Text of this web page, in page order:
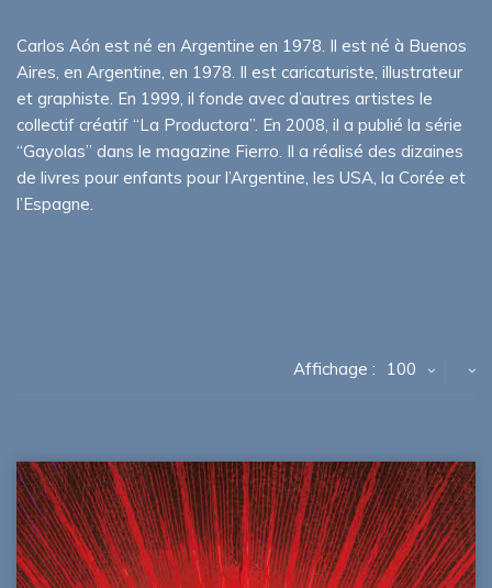
Carlos Aón est né en Argentine en 1978. Il est né à Buenos
Aires, en Argentine, en 1978. Il est caricaturiste, illustrateur
et graphiste. En 1999, il fonde avec d’autres artistes le
collectif créatif “La Productora”. En 2008, il a publié la série
“Gayolas” dans le magazine Fierro. Il a réalisé des dizaines
de livres pour enfants pour l’Argentine, les USA, la Corée et
l’Espagne.
Affichage : 100